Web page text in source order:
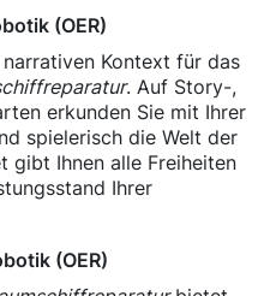
(OER)
Kontext für das
. Auf Story-,
erkunden Sie mit Ihrer
spielerisch die Welt der
gibt Ihnen alle Freiheiten
Ihrer
(OER)